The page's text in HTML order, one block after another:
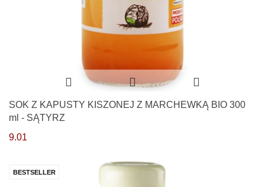
SOK Z KAPUSTY KISZONEJ Z MARCHEWKĄ BIO 300
ml - SĄTYRZ
9.01
BESTSELLER